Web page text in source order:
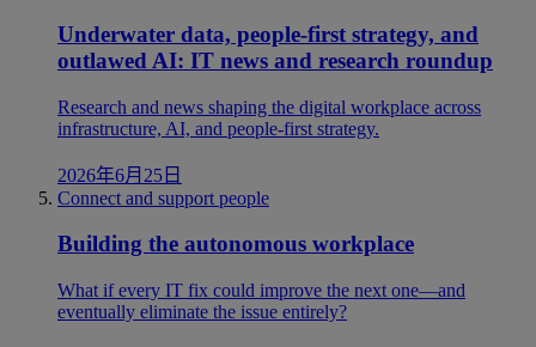
Underwater data, people-first strategy, and
outlawed AI: IT news and research roundup
Research and news shaping the digital workplace across
infrastructure, AI, and people-first strategy.
2026年6月25日
Connect and support people
Building the autonomous workplace
What if every IT fix could improve the next one—and
eventually eliminate the issue entirely?